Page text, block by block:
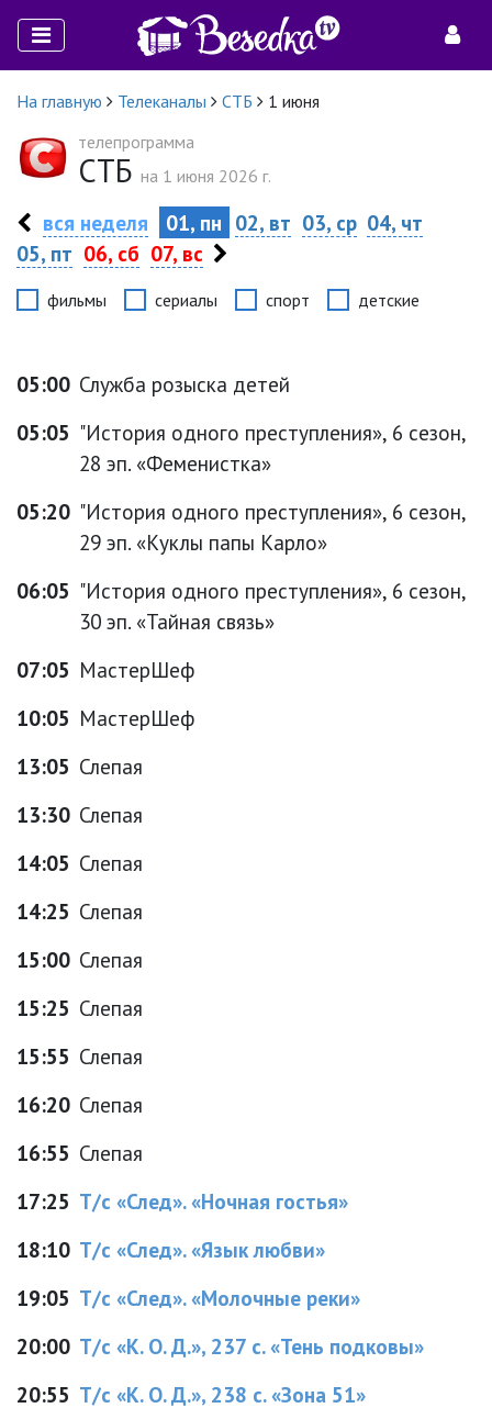
На главную Телеканалы СТБ
1 июня
телепрограмма
СТБ на 1 июня 2026 г.
вся неделя 01, пн 02, вт 03, ср 04, чт
05, пт 06, сб 07, вс
фильмы сериалы спорт детские
05:00 Служба розыска детей
05:05 "История одного преступления», 6 сезон,
28 эп. «Феменистка»
05:20 "История одного преступления», 6 сезон,
29 эп. «Куклы папы Карло»
06:05 "История одного преступления», 6 сезон,
30 эп. «Тайная связь»
07:05 МастерШеф
10:05 МастерШеф
13:05 Слепая
13:30 Слепая
14:05 Слепая
14:25 Слепая
15:00 Слепая
15:25 Слепая
15:55 Слепая
16:20 Слепая
16:55 Слепая
17:25 Т/с «След». «Ночная гостья»
18:10 Т/с «След». «Язык любви»
19:05 Т/с «След». «Молочные реки»
20:00 Т/с «К. О. Д.», 237 с. «Тень подковы»
20:55 Т/с «К. О. Д.», 238 с. «Зона 51»